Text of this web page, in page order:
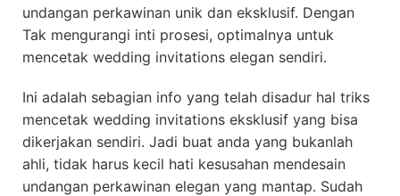
undangan perkawinan unik dan eksklusif. Dengan
Tak mengurangi inti prosesi, optimalnya untuk
mencetak wedding invitations elegan sendiri.
Ini adalah sebagian info yang telah disadur hal triks
mencetak wedding invitations eksklusif yang bisa
dikerjakan sendiri. Jadi buat anda yang bukanlah
ahli, tidak harus kecil hati kesusahan mendesain
undangan perkawinan elegan yang mantap. Sudah